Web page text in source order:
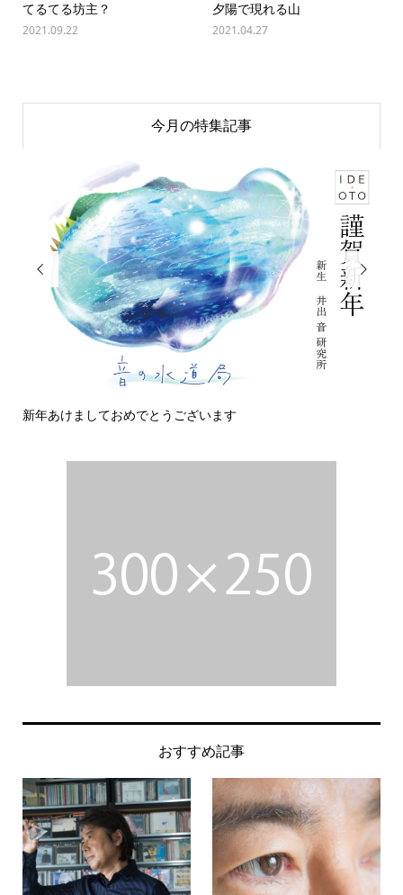
てるてる坊主？
2021.09.22
夕陽で現れる山
2021.04.27
今月の特集記事

新年あけましておめでとうございます

おすすめ記事